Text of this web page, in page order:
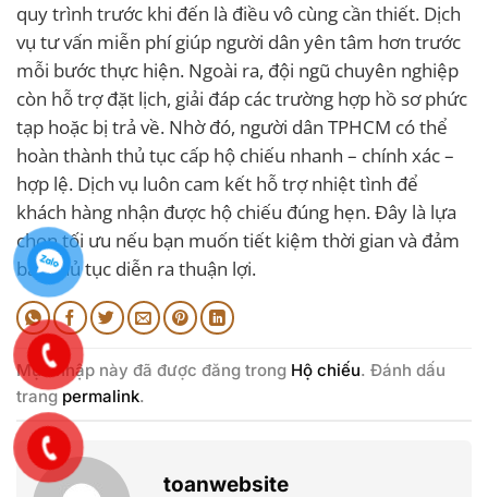
quy trình trước khi đến là điều vô cùng cần thiết. Dịch
vụ tư vấn miễn phí giúp người dân yên tâm hơn trước
mỗi bước thực hiện. Ngoài ra, đội ngũ chuyên nghiệp
còn hỗ trợ đặt lịch, giải đáp các trường hợp hồ sơ phức
tạp hoặc bị trả về. Nhờ đó, người dân TPHCM có thể
hoàn thành thủ tục cấp hộ chiếu nhanh – chính xác –
hợp lệ. Dịch vụ luôn cam kết hỗ trợ nhiệt tình để
khách hàng nhận được hộ chiếu đúng hẹn. Đây là lựa
chọn tối ưu nếu bạn muốn tiết kiệm thời gian và đảm
bảo thủ tục diễn ra thuận lợi.
Mục nhập này đã được đăng trong Hộ chiếu. Đánh dấu
trangpermalink.
toanwebsite